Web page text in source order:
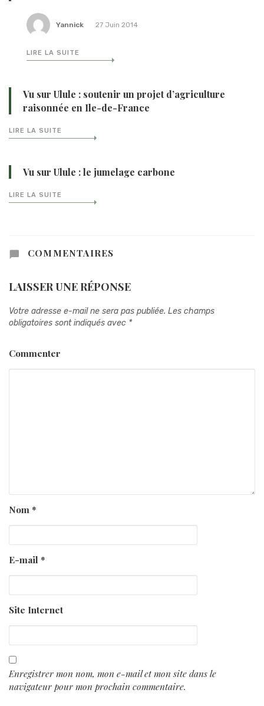
Yannick 27 Juin 2014
LIRE LA SUITE
Vu sur Ulule : soutenir un projet d’agriculture
raisonnée en Ile-de-France
LIRE LA SUITE
Vu sur Ulule : le jumelage carbone
LIRE LA SUITE
COMMENTAIRES
LAISSER UNE RÉPONSE
Votre adresse e-mail ne sera pas publiée. Les champs
obligatoires sont indiqués avec *
Commenter
Nom *
E-mail *
Site Internet
Enregistrer mon nom, mon e-mail et mon site dans le
navigateur pour mon prochain commentaire.